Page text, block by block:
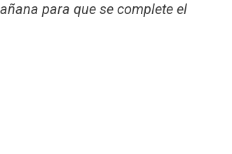
para que se complete el